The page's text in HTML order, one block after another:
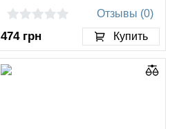
Отзывы (0)
474 грн Купить